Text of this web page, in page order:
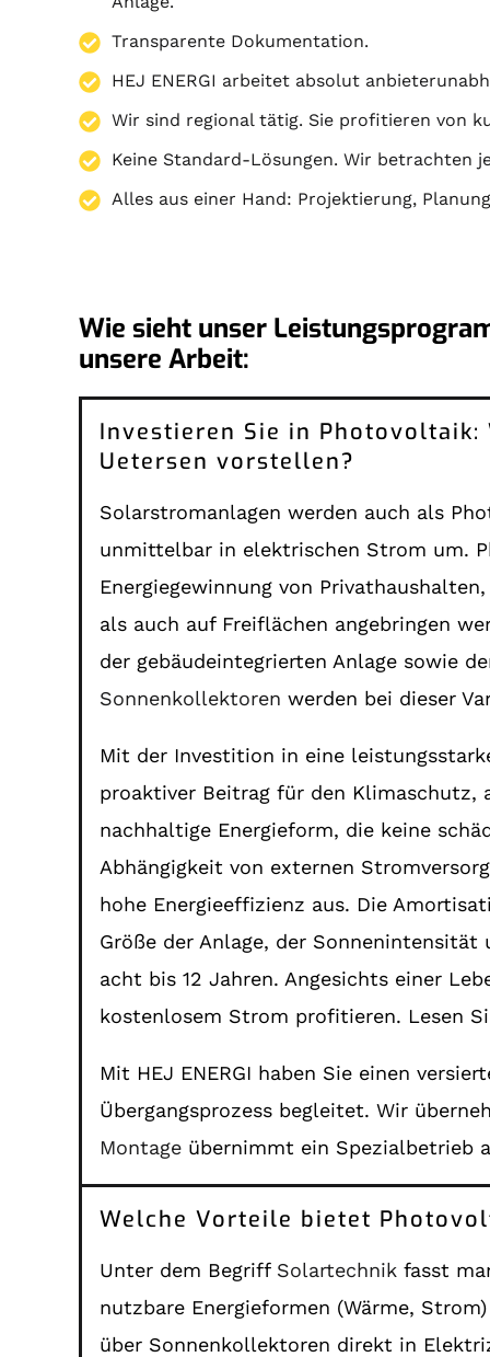
Transparente Dokumentation.
HEJ ENERGI arbeitet absolut
Wir sind regional tätig. Sie profitieren von
Keine Standard-Lösungen. Wir betrachten
Alles aus einer Hand: Projektierung,
Wie sieht unser
unsere Arbeit:
Investieren Sie in Photovoltaik:
Uetersen vorstellen?
Solarstromanlagen werden auch als
unmittelbar in elektrischen Strom um.
Energiegewinnung von
als auch auf Freiflächen angebringen
der gebäudeintegrierten Anlage sowie
Sonnenkollektoren werden bei dieser
Mit der Investition in eine
proaktiver Beitrag für den Klimaschutz,
nachhaltige Energieform, die keine
Abhängigkeit von externen
hohe Energieeffizienz aus. Die
Größe der Anlage, der
acht bis 12 Jahren. Angesichts einer
kostenlosem Strom profitieren. Lesen
Mit HEJ ENERGI haben Sie einen
Übergangsprozess begleitet. Wir
Montage übernimmt ein Spezialbetrieb
Welche Vorteile bietet
Unter dem Begriff Solartechnik fasst
nutzbare Energieformen (Wärme,
über Sonnenkollektoren direkt in